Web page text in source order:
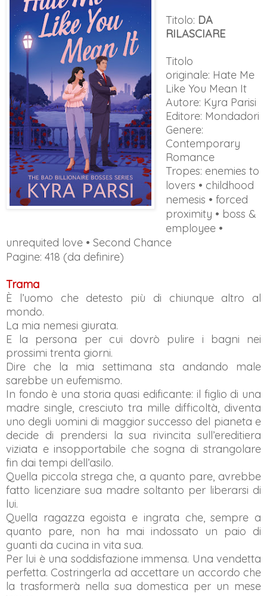
Titolo: DA
RILASCIARE
Titolo
originale: Hate Me
Like You Mean It
Autore: Kyra Parisi
Editore: Mondadori
Genere:
Contemporary
Romance
Tropes: enemies to
lovers • childhood
nemesis • forced
proximity • boss &
employee •
unrequited love • Second Chance
Pagine: 418 (da definire)
Trama
È l’uomo che detesto più di chiunque altro al
mondo.
La mia nemesi giurata.
E la persona per cui dovrò pulire i bagni nei
prossimi trenta giorni.
Dire che la mia settimana sta andando male
sarebbe un eufemismo.
In fondo è una storia quasi edificante: il figlio di una
madre single, cresciuto tra mille difficoltà, diventa
uno degli uomini di maggior successo del pianeta e
decide di prendersi la sua rivincita sull’ereditiera
viziata e insopportabile che sogna di strangolare
fin dai tempi dell’asilo.
Quella piccola strega che, a quanto pare, avrebbe
fatto licenziare sua madre soltanto per liberarsi di
lui.
Quella ragazza egoista e ingrata che, sempre a
quanto pare, non ha mai indossato un paio di
guanti da cucina in vita sua.
Per lui è una soddisfazione immensa. Una vendetta
perfetta. Costringerla ad accettare un accordo che
la trasformerà nella sua domestica per un mese